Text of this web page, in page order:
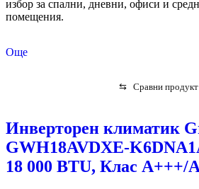
избор за спални, дневни, офиси и
помещения.
Още
⇆ Сравни продукт
Инверторен климатик
GWH18AVDXE-
18 000 BTU, Клас А+++/